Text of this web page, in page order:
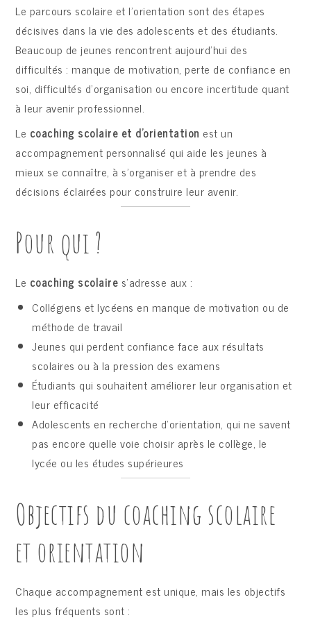
Le parcours scolaire et l’orientation sont des étapes
décisives dans la vie des adolescents et des étudiants.
Beaucoup de jeunes rencontrent aujourd’hui des
difficultés : manque de motivation, perte de confiance en
soi, difficultés d’organisation ou encore incertitude quant
à leur avenir professionnel.
Le coaching scolaire et d’orientation est un
accompagnement personnalisé qui aide les jeunes à
mieux se connaître, à s’organiser et à prendre des
décisions éclairées pour construire leur avenir.
Pour qui ?
Le coaching scolaire s’adresse aux :
Collégiens et lycéens en manque de motivation ou de
méthode de travail
Jeunes qui perdent confiance face aux résultats
scolaires ou à la pression des examens
Étudiants qui souhaitent améliorer leur organisation et
leur efficacité
Adolescents en recherche d’orientation, qui ne savent
pas encore quelle voie choisir après le collège, le
lycée ou les études supérieures
Objectifs du coaching scolaire
et orientation
Chaque accompagnement est unique, mais les objectifs
les plus fréquents sont :